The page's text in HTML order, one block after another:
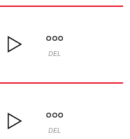
DEL
DEL